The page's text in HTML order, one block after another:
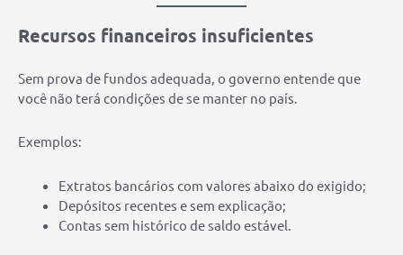
Recursos financeiros insuficientes
Sem prova de fundos adequada, o governo entende que
você não terá condições de se manter no país.
Exemplos:
Extratos bancários com valores abaixo do exigido;
Depósitos recentes e sem explicação;
Contas sem histórico de saldo estável.